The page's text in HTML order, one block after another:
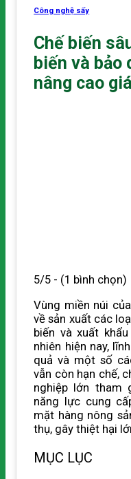
Công nghệ sấy
Chế biến
biến và bảo
nâng cao
5/5 - (1 bình chọn)
Vùng miền núi
về sản xuất các
biến và xuất
nhiên hiện nay,
quả và một số
vẫn còn hạn chế,
nghiệp lớn tham
năng lực cung
mặt hàng nông
thụ, gây thiệt hại
MỤC LỤC